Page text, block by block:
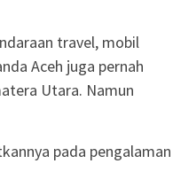
travel, mobil
Aceh juga pernah
Utara. Namun
pada pengalaman